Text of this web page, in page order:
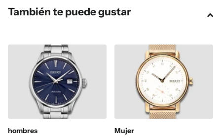
También te puede gustar
hombres Mujer